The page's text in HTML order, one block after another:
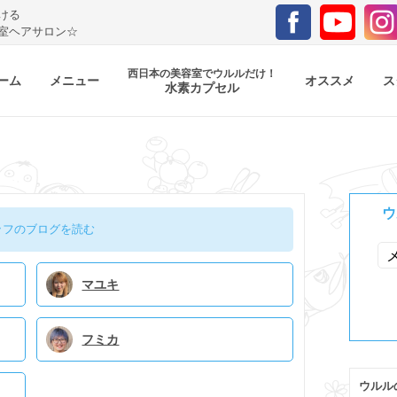
る
ヘアサロン☆
ム メニュー 西日本の美容室でウルルだけ！
水素カプセル オススメ
のブログを読む
マユキ
フミカ
ウルル